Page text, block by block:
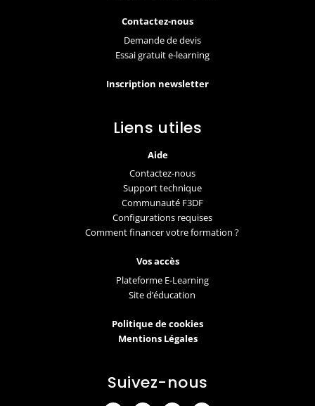
Contactez-nous
Demande de devis
Essai gratuit e-learning
Inscription newsletter
Liens utiles
Aide
Contactez-nous
Support technique
Communauté F3DF
Configurations requises
Comment financer votre formation ?
Vos accès
Plateforme E-Learning
Site d’éducation
Politique de cookies
Mentions Légales
Suivez-nous